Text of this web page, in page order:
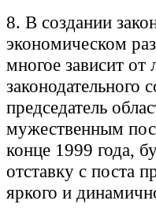
8. В создании
экономическом
многое зависит от
законодательного
председатель
мужественным
конце 1999 года,
отставку с поста
яркого и